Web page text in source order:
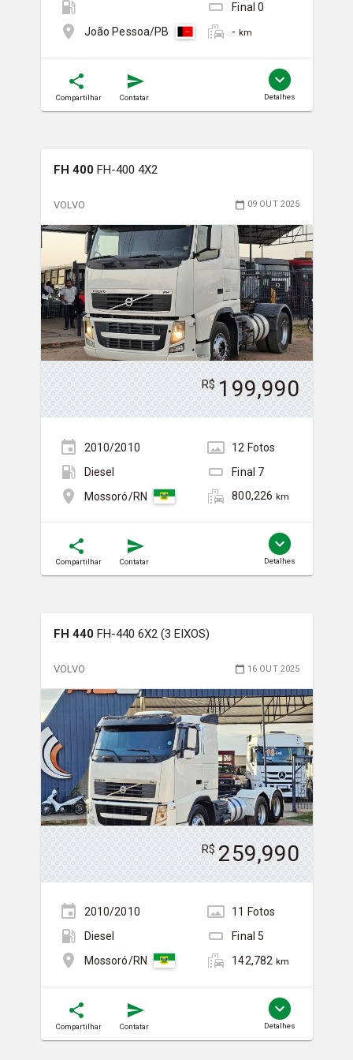
Final0
João Pessoa/PB
- km
Compartilhar Contatar Detalhes
FH 400 FH-400 4X2
VOLVO 09 OUT 2025
R$ 199,990
2010/2010 12 Fotos
Diesel
Final 7
Mossoró/RN
800,226 km
Compartilhar Contatar Detalhes
FH 440 FH-440 6X2 (3 EIXOS)
VOLVO 16 OUT 2025
R$ 259,990
2010/2010 11 Fotos
Diesel
Final 5
Mossoró/RN
142,782 km
Compartilhar Contatar Detalhes